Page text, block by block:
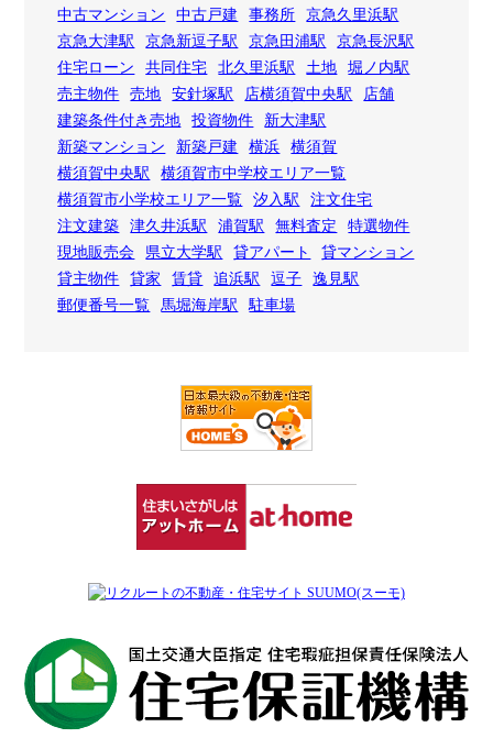
中古マンション
中古戸建 事務所
京急久里浜駅
京急大津駅
京急新逗子駅 京急田浦駅
京急長沢駅
住宅ローン
共同住宅 北久里浜駅 土地
堀ノ内駅
売主物件
売地 安針塚駅 店横須賀中央駅
店舗
建築条件付き売地
投資物件
新大津駅
新築マンション
新築戸建 横浜
横須賀
横須賀中央駅
横須賀市中学校エリア一覧
横須賀市小学校エリア一覧
汐入駅
注文住宅
注文建築
津久井浜駅 浦賀駅 無料査定
特選物件
現地販売会
県立大学駅 貸アパート
貸マンション
貸主物件
貸家 賃貸 追浜駅 逗子
逸見駅
郵便番号一覧
馬堀海岸駅 駐車場